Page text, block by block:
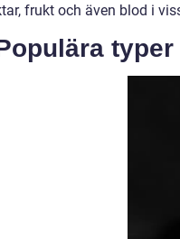
frukt och även blod i